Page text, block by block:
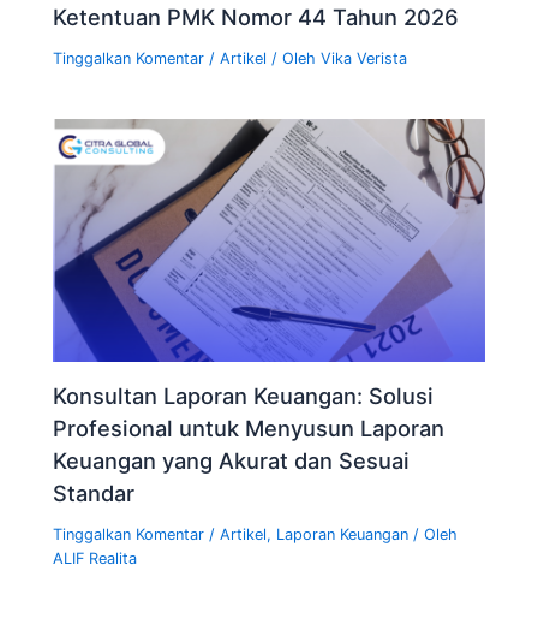
Ketentuan PMK Nomor 44 Tahun 2026
Tinggalkan Komentar /Artikel / OlehVika Verista
Konsultan Laporan Keuangan: Solusi
Profesional untuk Menyusun Laporan
Keuangan yang Akurat dan Sesuai
Standar
Tinggalkan Komentar /Artikel, Laporan Keuangan / Oleh
ALIF Realita